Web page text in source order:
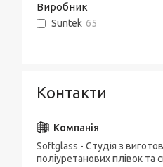
Виробник
Suntek 65
Контакти
Softglass - Студія з
поліуретанових плівок та